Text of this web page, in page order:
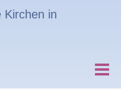
Kirchen in